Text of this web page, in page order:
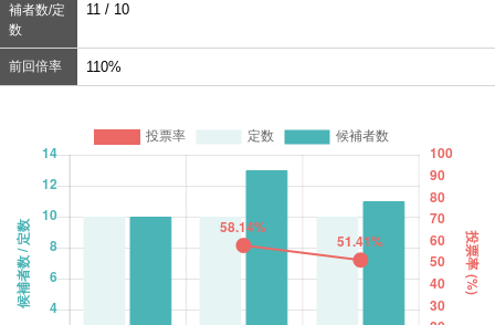
補者数/定
数
11 / 10
前回倍率 110%